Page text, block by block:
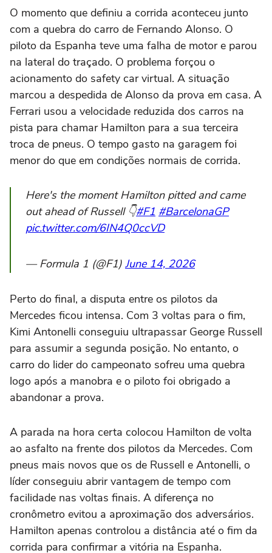
O momento que definiu a corrida aconteceu junto
com a quebra do carro de Fernando Alonso. O
piloto da Espanha teve uma falha de motor e parou
na lateral do traçado. O problema forçou o
acionamento do safety car virtual. A situação
marcou a despedida de Alonso da prova em casa. A
Ferrari usou a velocidade reduzida dos carros na
pista para chamar Hamilton para a sua terceira
troca de pneus. O tempo gasto na garagem foi
menor do que em condições normais de corrida.
Here's the moment Hamilton pitted and came
out ahead of Russell 👇#F1 #BarcelonaGP
pic.twitter.com/6IN4Q0ccVD
— Formula 1 (@F1) June 14, 2026
Perto do final, a disputa entre os pilotos da
Mercedes ficou intensa. Com 3 voltas para o fim,
Kimi Antonelli conseguiu ultrapassar George Russell
para assumir a segunda posição. No entanto, o
carro do lider do campeonato sofreu uma quebra
logo após a manobra e o piloto foi obrigado a
abandonar a prova.
A parada na hora certa colocou Hamilton de volta
ao asfalto na frente dos pilotos da Mercedes. Com
pneus mais novos que os de Russell e Antonelli, o
líder conseguiu abrir vantagem de tempo com
facilidade nas voltas finais. A diferença no
cronômetro evitou a aproximação dos adversários.
Hamilton apenas controlou a distância até o fim da
corrida para confirmar a vitória na Espanha.